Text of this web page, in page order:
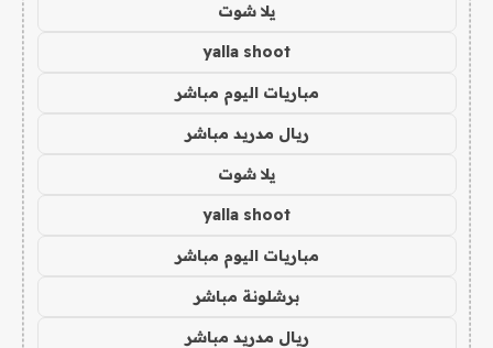
يلا شوت
yalla shoot
مباريات اليوم مباشر
ريال مدريد مباشر
يلا شوت
yalla shoot
مباريات اليوم مباشر
برشلونة مباشر
ريال مدريد مباشر